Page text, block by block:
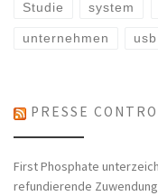
Studie system
unternehmen usb
PRESSE
First Phosphate
refundierende